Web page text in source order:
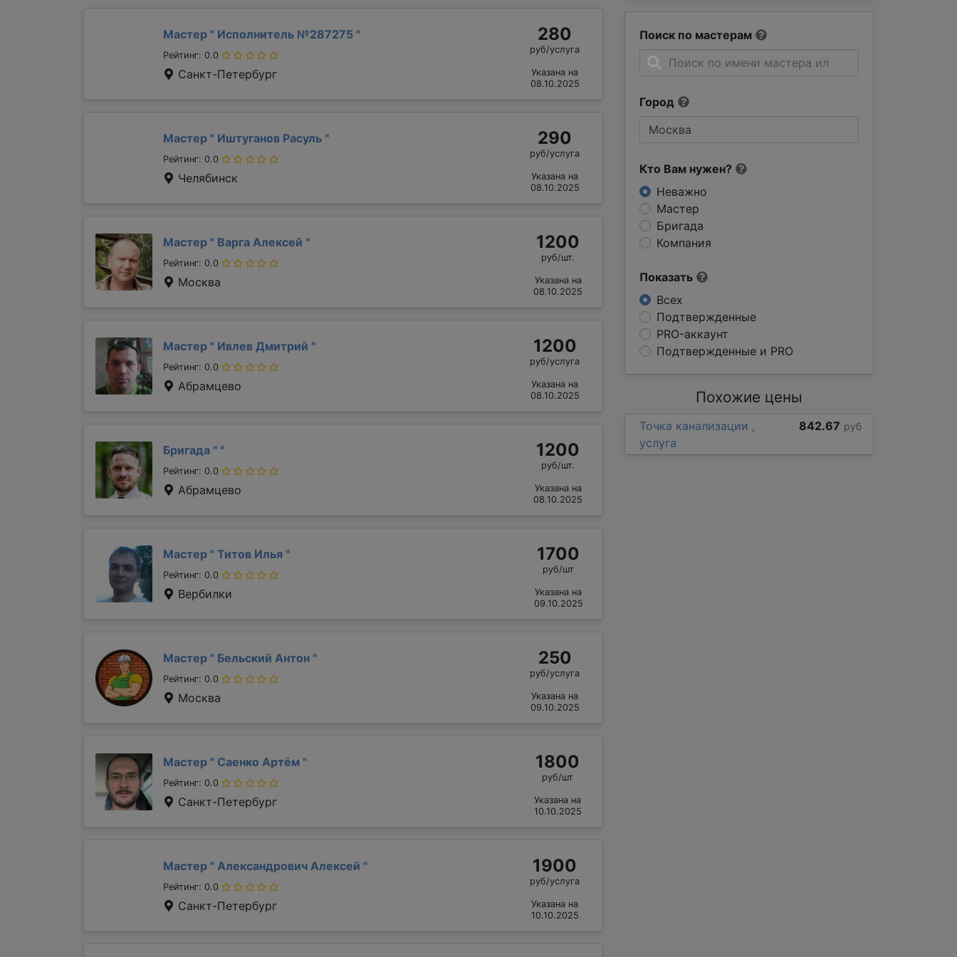
Поиск по мастерам
Город
Кто Вам нужен?
Неважно
Мастер
Бригада
Компания
Показать
Всех
Подтвержденные
PRO-аккаунт
Подтвержденные и PRO
Мастер " Исполнитель №287275 "
Рейтинг: 0.0
Санкт-Петербург
280
руб/услуга
Указана на
08.10.2025
Мастер " Иштуганов Расуль "
Рейтинг: 0.0
Челябинск
290
руб/услуга
Указана на
08.10.2025
Мастер " Варга Алексей "
Рейтинг: 0.0
Москва
1200
руб/шт.
Указана на
08.10.2025
Мастер " Ивлев Дмитрий "
Рейтинг: 0.0
Абрамцево
1200
руб/услуга
Указана на
08.10.2025
Бригада " "
Рейтинг: 0.0
Абрамцево
1200
руб/шт.
Указана на
08.10.2025
Мастер " Титов Илья "
Рейтинг: 0.0
Вербилки
1700
руб/шт
Указана на
09.10.2025
Мастер " Бельский Антон "
Рейтинг: 0.0
Москва
250
руб/услуга
Указана на
09.10.2025
Мастер " Саенко Артём "
Рейтинг: 0.0
Санкт-Петербург
1800
руб/шт
Указана на
10.10.2025
Мастер " Александрович Алексей "
Рейтинг: 0.0
Санкт-Петербург
1900
руб/услуга
Указана на
10.10.2025
Похожие цены
Точка канализации ,
услуга
842.67 руб